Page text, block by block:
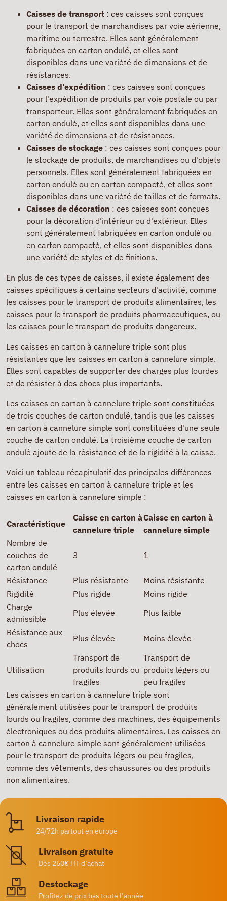
Caisses de transport : ces caisses sont conçues
pour le transport de marchandises par voie aérienne,
maritime ou terrestre. Elles sont généralement
fabriquées en carton ondulé, et elles sont
disponibles dans une variété de dimensions et de
résistances.
Caisses d'expédition : ces caisses sont conçues
pour l'expédition de produits par voie postale ou par
transporteur. Elles sont généralement fabriquées en
carton ondulé, et elles sont disponibles dans une
variété de dimensions et de résistances.
Caisses de stockage : ces caisses sont conçues pour
le stockage de produits, de marchandises ou d'objets
personnels. Elles sont généralement fabriquées en
carton ondulé ou en carton compacté, et elles sont
disponibles dans une variété de tailles et de formats.
Caisses de décoration : ces caisses sont conçues
pour la décoration d'intérieur ou d'extérieur. Elles
sont généralement fabriquées en carton ondulé ou
en carton compacté, et elles sont disponibles dans
une variété de styles et de finitions.
En plus de ces types de caisses, il existe également des
caisses spécifiques à certains secteurs d'activité, comme
les caisses pour le transport de produits alimentaires, les
caisses pour le transport de produits pharmaceutiques, ou
les caisses pour le transport de produits dangereux.
Les caisses en carton à cannelure triple sont plus
résistantes que les caisses en carton à cannelure simple.
Elles sont capables de supporter des charges plus lourdes
et de résister à des chocs plus importants.
Les caisses en carton à cannelure triple sont constituées
de trois couches de carton ondulé, tandis que les caisses
en carton à cannelure simple sont constituées d'une seule
couche de carton ondulé. La troisième couche de carton
ondulé ajoute de la résistance et de la rigidité à la caisse.
Voici un tableau récapitulatif des principales différences
entre les caisses en carton à cannelure triple et les
caisses en carton à cannelure simple :
Caractéristique
Caisse en carton à
cannelure triple
Caisse en carton à
cannelure simple
Nombre de
couches de
carton ondulé
3 1
Résistance Plus résistante
Moins résistante
Rigidité
Plus rigide
Moins rigide
Charge
admissible
Plus élevée
Plus faible
Résistance aux
chocs
Plus élevée Moins élevée
Utilisation
Transport de
produits lourds ou
fragiles
Transport de
produits légers ou
peu fragiles
Les caisses en carton à cannelure triple sont
généralement utilisées pour le transport de produits
lourds ou fragiles, comme des machines, des équipements
électroniques ou des produits alimentaires. Les caisses en
carton à cannelure simple sont généralement utilisées
pour le transport de produits légers ou peu fragiles,
comme des vêtements, des chaussures ou des produits
non alimentaires.
Livraison rapide
24/72h partout en europe
Livraison gratuite
Dès 250€ HT d’achat
Destockage
Profitez de prix bas toute l’année